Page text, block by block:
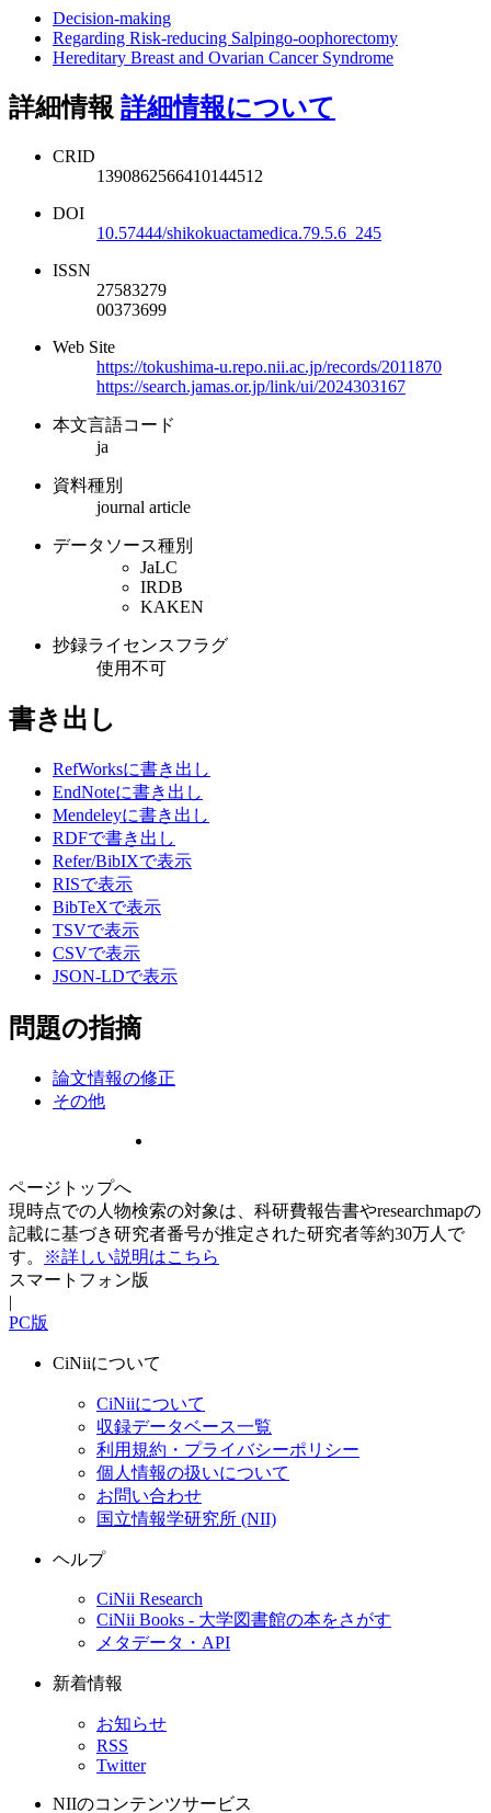
Decision-making
Regarding Risk-reducing Salpingo-oophorectomy
Hereditary Breast and Ovarian Cancer Syndrome
詳細情報 詳細情報について
CRID
1390862566410144512
DOI
10.57444/shikokuactamedica.79.5.6_245
ISSN
27583279
00373699
Web Site
https://tokushima-u.repo.nii.ac.jp/records/2011870
https://search.jamas.or.jp/link/ui/2024303167
本文言語コード
ja
資料種別
journal article
データソース種別
JaLC
IRDB
KAKEN
抄録ライセンスフラグ
使用不可
書き出し
RefWorksに書き出し
EndNoteに書き出し
Mendeleyに書き出し
RDFで書き出し
Refer/BibIXで表示
RISで表示
BibTeXで表示
TSVで表示
CSVで表示
JSON-LDで表示
問題の指摘
論文情報の修正
その他
ページトップへ
現時点での人物検索の対象は、科研費報告書やresearchmapの
記載に基づき研究者番号が推定された研究者等約30万人で
す。
※詳しい説明はこちら
スマートフォン版
|
PC版
CiNiiについて
CiNiiについて
収録データベース一覧
利用規約・プライバシーポリシー
個人情報の扱いについて
お問い合わせ
国立情報学研究所 (NII)
ヘルプ
CiNii Research
CiNii Books - 大学図書館の本をさがす
メタデータ・API
新着情報
お知らせ
RSS
Twitter
NIIのコンテンツサービス